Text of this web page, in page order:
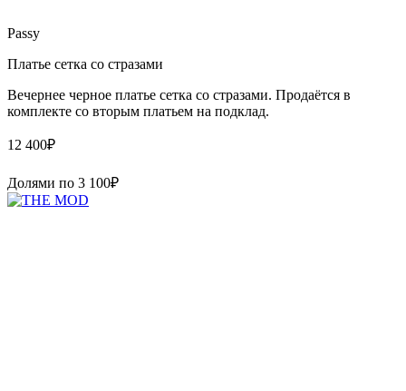
Passy
Платье сетка со стразами
Вечернее черное платье сетка со стразами. Продаётся в
комплекте со вторым платьем на подклад.
12 400₽
Долями по 3 100₽